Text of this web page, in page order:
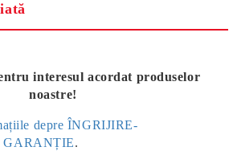
interesul acordat produselor
noastre!
depre ÎNGRIJIRE-
GARANȚIE.